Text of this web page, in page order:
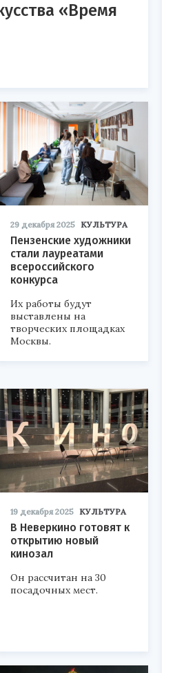
«Время
29 декабря 2025 КУЛЬТУРА
Пензенские художники
стали лауреатами
всероссийского
конкурса
Их работы будут
выставлены на
творческих площадках
Москвы.
19 декабря 2025 КУЛЬТУРА
В Неверкино готовят к
открытию новый
кинозал
Он рассчитан на 30
посадочных мест.